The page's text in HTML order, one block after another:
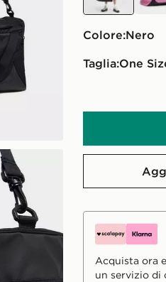
Colore:
nero
Taglia:
One
Acquista ora
un servizio di